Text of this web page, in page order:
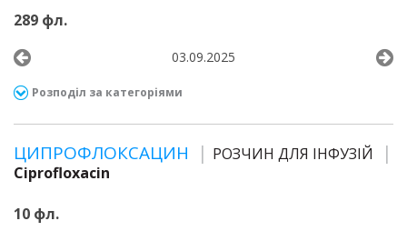
289 фл.
03.09.2025
Розподіл за категоріями
ЦИПРОФЛОКСАЦИН
РОЗЧИН ДЛЯ ІНФУЗІЙ
Ciprofloxacin
10 фл.